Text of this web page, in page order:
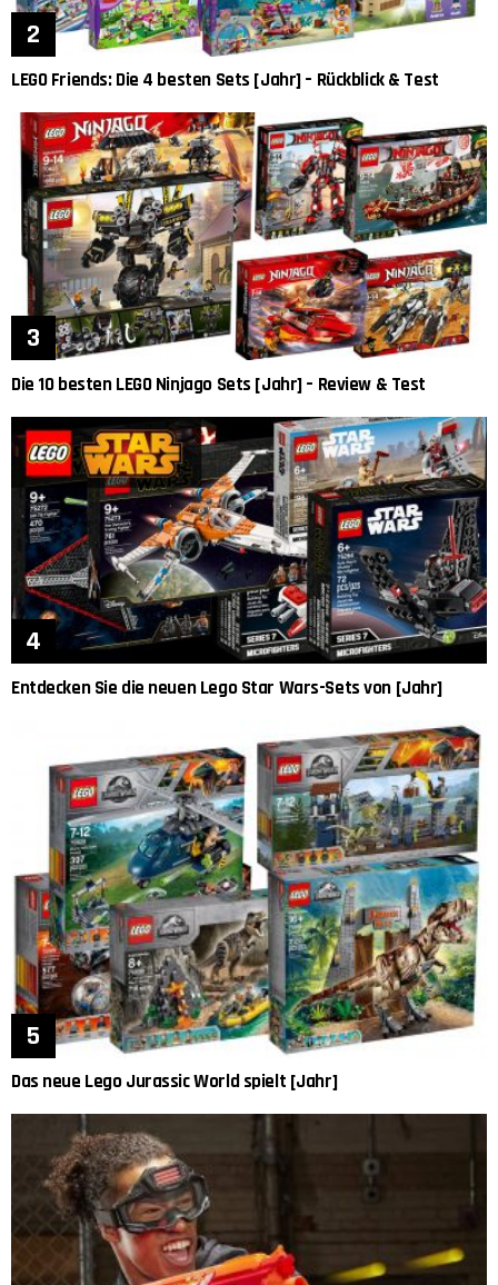
LEGO Friends: Die 4 besten Sets [Jahr] – Rückblick & Test
Die 10 besten LEGO Ninjago Sets [Jahr] – Review & Test
Entdecken Sie die neuen Lego Star Wars-Sets von [Jahr]
Das neue Lego Jurassic World spielt [Jahr]